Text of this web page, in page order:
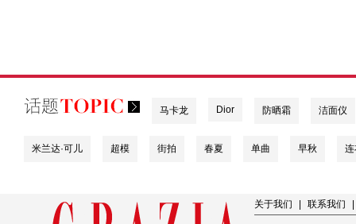
马卡龙 Dior 防晒霜 洁面仪
米兰达·可儿 超模 街拍 春夏 单曲 早秋
关于我们 联系我们